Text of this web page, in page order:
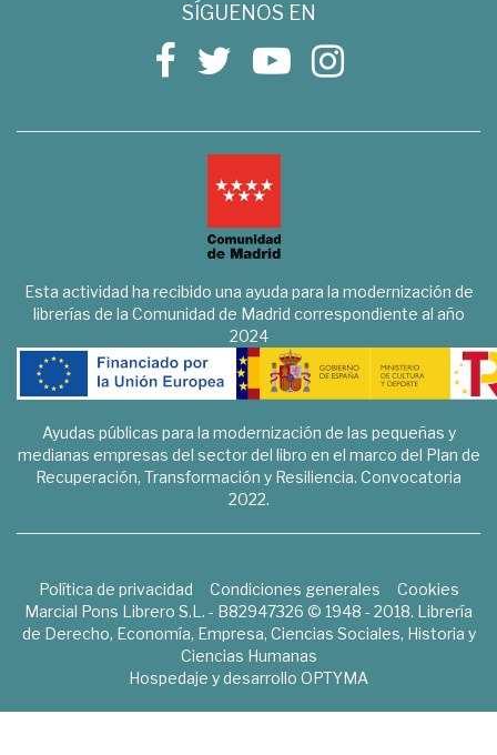
SÍGUENOS EN
Esta actividad ha recibido una ayuda para la modernización de
librerías de la Comunidad de Madrid correspondiente al año
2024
Ayudas públicas para la modernización de las pequeñas y
medianas empresas del sector del libro en el marco del Plan de
Recuperación, Transformación y Resiliencia. Convocatoria
2022.
Política de privacidad Condiciones generales
Cookies
Marcial Pons Librero S.L. - B82947326 © 1948 - 2018. Librería
de Derecho, Economía, Empresa, Ciencias Sociales, Historia y
Ciencias Humanas
Hospedaje y desarrollo OPTYMA